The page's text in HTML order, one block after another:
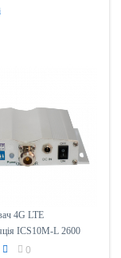
4G LTE
ICS10M-L 2600
0